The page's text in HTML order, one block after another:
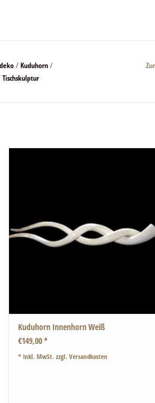
/Kuduhorn/
Tischskulptur
Die Hörner wurden poliert und behandelt, sind
deshalb völlig geruchsneutral.
Kuduhorn Innenhorn Weiß
€149,00 *
* Inkl. MwSt. zzgl. Versandkosten